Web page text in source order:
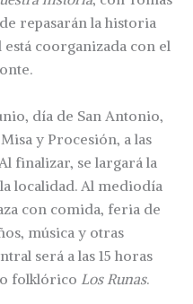
repasarán la historia
está coorganizada con el
día de San Antonio,
y Procesión, a las
finalizar, se largará la
localidad. Al mediodía
con comida, feria de
música y otras
será a las 15 horas
folklórico Los Runas.